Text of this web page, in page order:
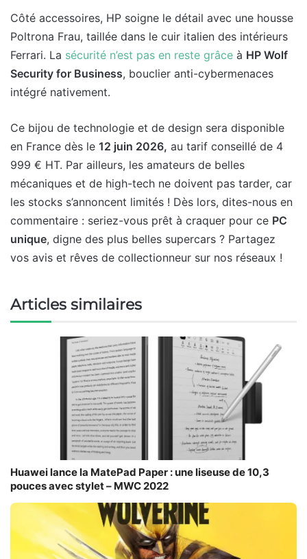
Côté accessoires, HP soigne le détail avec une housse
Poltrona Frau, taillée dans le cuir italien des intérieurs
Ferrari. La sécurité n’est pas en reste grâce à HP Wolf
Security for Business, bouclier anti-cybermenaces
intégré nativement.
Ce bijou de technologie et de design sera disponible
en France dès le 12 juin 2026, au tarif conseillé de 4
999 € HT. Par ailleurs, les amateurs de belles
mécaniques et de high-tech ne doivent pas tarder, car
les stocks s’annoncent limités ! Dès lors, dites-nous en
commentaire : seriez-vous prêt à craquer pour ce PC
unique, digne des plus belles supercars ? Partagez
vos avis et rêves de collectionneur sur nos réseaux !
Articles similaires
Huawei lance la MatePad Paper : une liseuse de 10,3
pouces avec stylet – MWC 2022